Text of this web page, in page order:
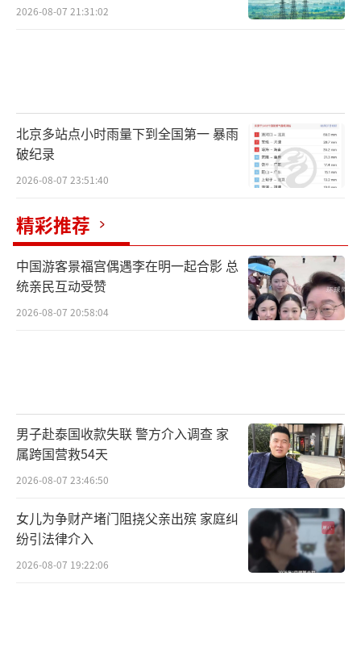
2026-08-07 21:31:02
北京多站点小时雨量下到全国第一 暴雨
破纪录
2026-08-07 23:51:40
精彩推荐
中国游客景福宫偶遇李在明一起合影 总
统亲民互动受赞
2026-08-07 20:58:04
男子赴泰国收款失联 警方介入调查 家
属跨国营救54天
2026-08-07 23:46:50
女儿为争财产堵门阻挠父亲出殡 家庭纠
纷引法律介入
2026-08-07 19:22:06